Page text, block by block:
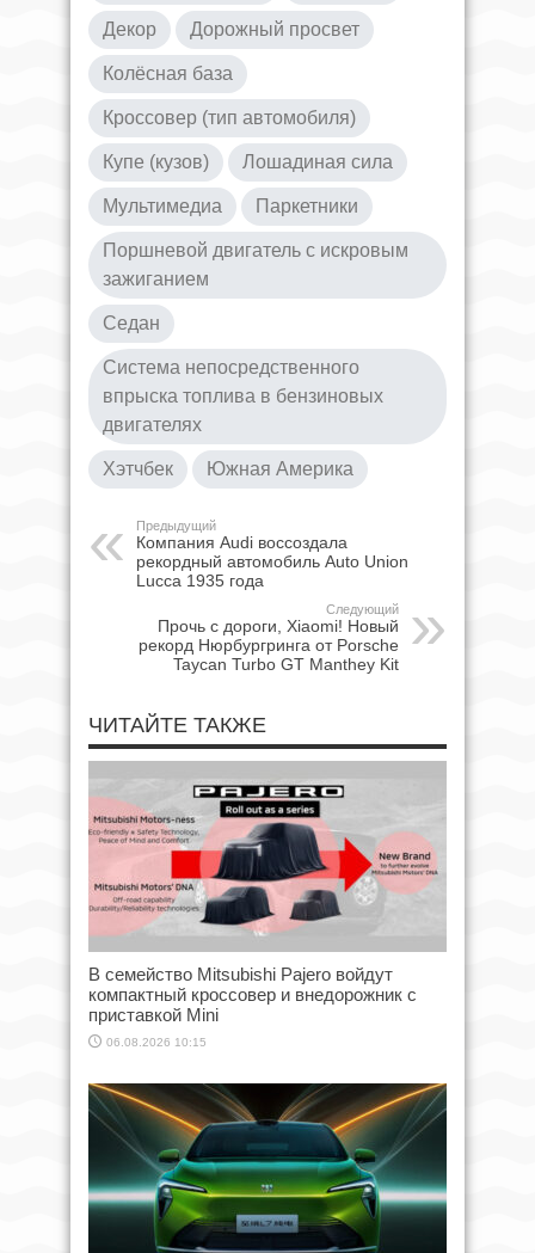
Декор Дорожный просвет
Колёсная база
Кроссовер (тип автомобиля)
Купе (кузов) Лошадиная сила
Мультимедиа Паркетники
Поршневой двигатель с искровым
зажиганием
Седан
Система непосредственного
впрыска топлива в бензиновых
двигателях
Хэтчбек Южная Америка
Предыдущий
Компания Audi воссоздала
рекордный автомобиль Auto Union
Lucca 1935 года
Следующий
Прочь с дороги, Xiaomi! Новый
рекорд Нюрбургринга от Porsche
Taycan Turbo GT Manthey Kit
ЧИТАЙТЕ ТАКЖЕ
В семейство Mitsubishi Pajero войдут
компактный кроссовер и внедорожник с
приставкой Mini
06.08.2026 10:15